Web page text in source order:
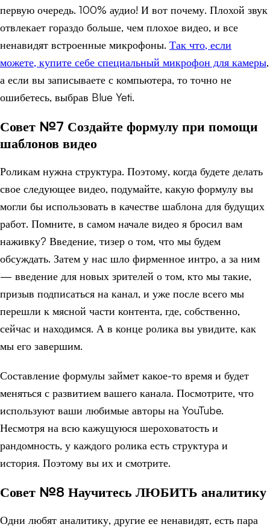
первую очередь. 100% аудио! И вот почему. Плохой звук
отвлекает гораздо больше, чем плохое видео, и все
ненавидят встроенные микрофоны. Так что, если
можете, купите себе специальный микрофон для камеры,
а если вы записываете с компьютера, то точно не
ошибетесь, выбрав Blue Yeti.
Совет №7 Создайте формулу при помощи
шаблонов видео
Роликам нужна структура. Поэтому, когда будете делать
свое следующее видео, подумайте, какую формулу вы
могли бы использовать в качестве шаблона для будущих
работ. Помните, в самом начале видео я бросил вам
наживку? Введение, тизер о том, что мы будем
обсуждать. Затем у нас шло фирменное интро, а за ним
— введение для новых зрителей о том, кто мы такие,
призыв подписаться на канал, и уже после всего мы
перешли к мясной части контента, где, собственно,
сейчас и находимся. А в конце ролика вы увидите, как
мы его завершим.
Составление формулы займет какое-то время и будет
меняться с развитием вашего канала. Посмотрите, что
используют ваши любимые авторы на YouTube.
Несмотря на всю кажущуюся шероховатость и
рандомность, у каждого ролика есть структура и
история. Поэтому вы их и смотрите.
Совет №8 Научитесь ЛЮБИТЬ аналитику
Одни любят аналитику, другие ее ненавидят, есть пара